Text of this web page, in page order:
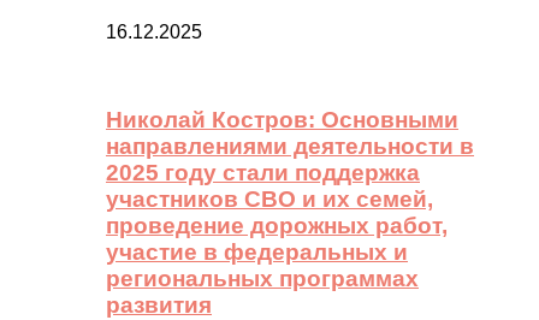
16.12.2025
Николай Костров: Основными
направлениями деятельности в
2025 году стали поддержка
участников СВО и их семей,
проведение дорожных работ,
участие в федеральных и
региональных программах
развития